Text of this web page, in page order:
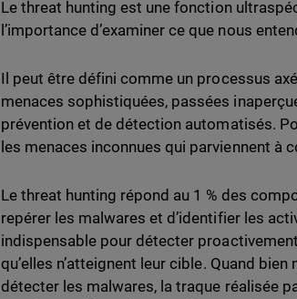
Le threat hunting est une fonction
l’importance d’examiner ce que nous
Il peut être défini comme un processus
menaces sophistiquées, passées
prévention et de détection automatisés.
les menaces inconnues qui parviennent à
Le threat hunting répond au 1 % des
repérer les malwares et d’identifier les
indispensable pour détecter
qu’elles n’atteignent leur cible. Quand
détecter les malwares, la traque réalisée